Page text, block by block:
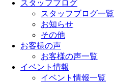
スタッフブログ
スタッフブログ一覧
お知らせ
その他
お客様の声
お客様の声一覧
イベント情報
イベント情報一覧